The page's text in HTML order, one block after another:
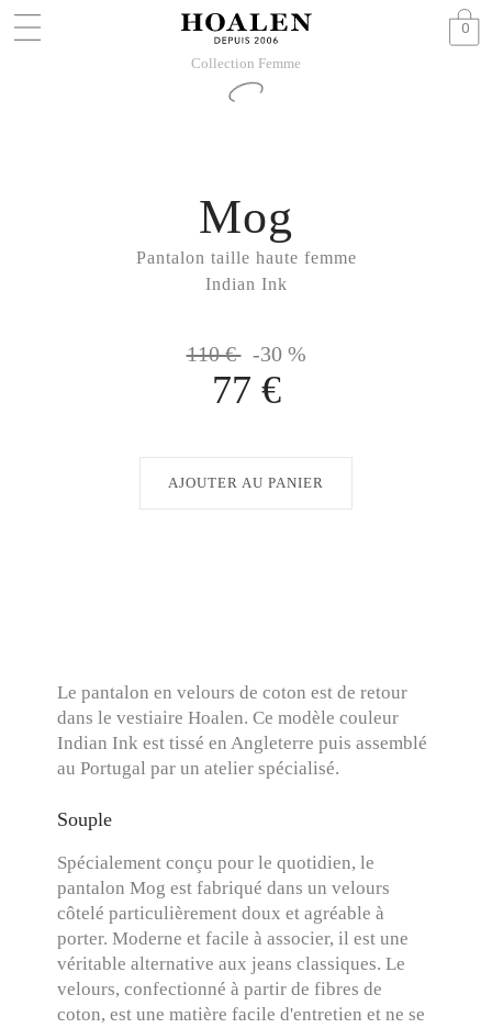
0
Collection Femme
Pantalon taille haute femme
Indian Ink
Mog
110 € -30 %
77 €
AJOUTER AU PANIER
Le pantalon en velours de coton est de retour
dans le vestiaire Hoalen. Ce modèle couleur
Indian Ink est tissé en Angleterre puis assemblé
au Portugal par un atelier spécialisé.
Souple
Spécialement conçu pour le quotidien, le
pantalon Mog est fabriqué dans un velours
côtelé particulièrement doux et agréable à
porter. Moderne et facile à associer, il est une
véritable alternative aux jeans classiques. Le
velours, confectionné à partir de fibres de
coton, est une matière facile d'entretien et ne se